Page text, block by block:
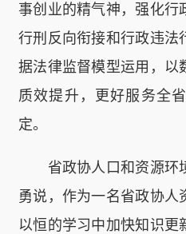
事创业的精气神，强化行
行刑反向衔接和行政违法
据法律监督模型运用，以
质效提升，更好服务全
定。
省政协人口和资源环
勇说，作为一名省政协人
以恒的学习中加快知识更